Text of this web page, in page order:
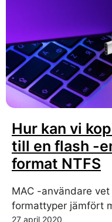
Hur kan vi
till en flash -
format NTFS
MAC -användare
formattyper jämfört
27 april 2020